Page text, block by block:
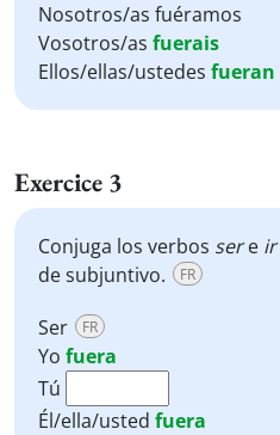
Nosotros/as fuéramos
Vosotros/as fuerais
Ellos/ellas/ustedes fueran
Exercice 3
Conjuga los verbos sere ir
de subjuntivo.
FR
Ser FR
Yo fuera
Tú
Él/ella/usted fuera